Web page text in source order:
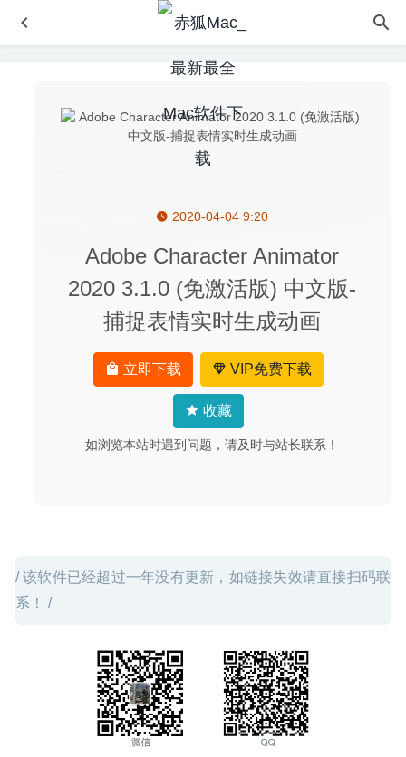
2020-04-04 9:20
Adobe Character Animator
2020 3.1.0 (免激活版) 中文版-
捕捉表情实时生成动画
立即下载 VIP免费下载
收藏
如浏览本站时遇到问题，请及时与站长联系！
/ 该软件已经超过一年没有更新，如链接失效请直接扫码联
系！ /
4K Video Downloader 4.12.4 中文版-YouTube、Vimeo视
Vivaldi 3.7.2218.4 中文版 – 独特的浏览器
JixiPix Chromatic Edges 1.0.21 – 照片复古艺术网络编辑工
2020-08-05
Privatus 6.2.7 – 网页缓存自动清理工具 2020-09-07